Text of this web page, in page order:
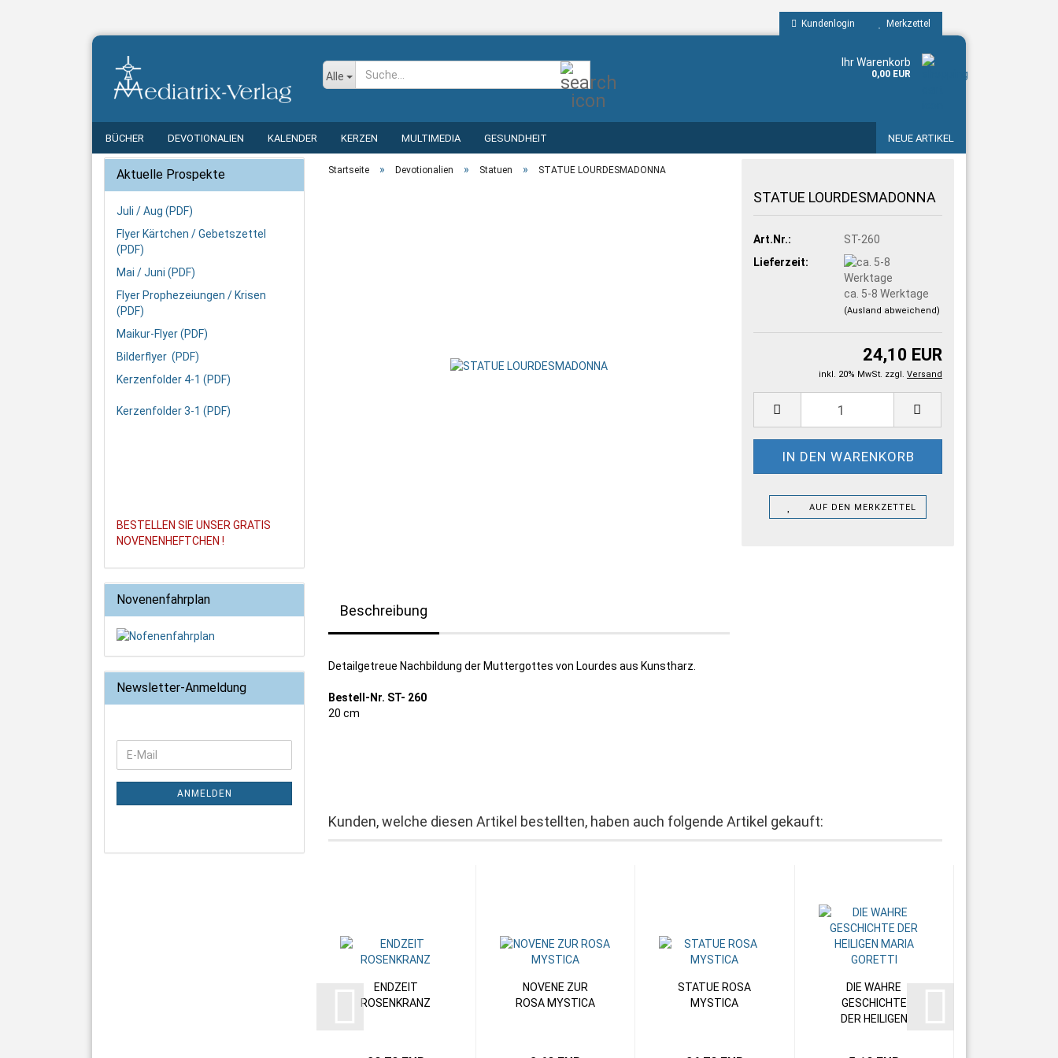
Kundenlogin Merkzettel
Alle
Ihr Warenkorb
0,00 EUR
BÜCHER DEVOTIONALIEN KALENDER KERZEN MULTIMEDIA GESUNDHEIT NEUE ARTIKEL
Startseite » Devotionalien » Statuen » STATUE LOURDESMADONNA
STATUE LOURDESMADONNA
Art.Nr.:
ST-260
Lieferzeit:
ca. 5-8 Werktage
(Ausland abweichend)
24,10 EUR
inkl. 20% MwSt. zzgl. Versand
AUF DEN MERKZETTEL
Beschreibung
Detailgetreue Nachbildung der Muttergottes von Lourdes aus Kunstharz.
Bestell-Nr. ST- 260
20 cm
Kunden, welche diesen Artikel bestellten, haben auch folgende Artikel gekauft:
ENDZEIT
ROSENKRANZ
NOVENE ZUR
ROSA MYSTICA
STATUE ROSA
MYSTICA
DIE WAHRE
GESCHICHTE
DER HEILIGEN
Aktuelle Prospekte
Juli / Aug (PDF)
Flyer Kärtchen / Gebetszettel
(PDF)
Mai / Juni (PDF)
Flyer Prophezeiungen / Krisen
(PDF)
Maikur-Flyer (PDF)
Bilderflyer (PDF)
Kerzenfolder 4-1 (PDF)
Kerzenfolder 3-1 (PDF)
BESTELLEN SIE UNSER GRATIS
NOVENENHEFTCHEN !
Novenenfahrplan
Newsletter-Anmeldung
ZUR
ANMELDUNG
E-
Mail
ANMELDEN